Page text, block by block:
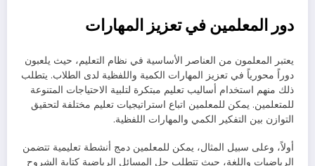
دور المعلمين في تعزيز المهارات
يعتبر المعلمون من العناصر الأساسية في نظام التعليم، حيث يلعبون
دوراً محورياً في تعزيز المهارات الكمية واللفظية لدى الطلاب. يتطلب
ذلك منهم استخدام أساليب تعليم مبتكرة لتلبية الاحتياجات المتنوعة
للمتعلمين. يمكن للمعلمين اتباع استراتيجيات تعليم مختلفة لتحقيق
التوازن بين التفكير الكمي والمهارات اللفظية.
أولاً، وعلى سبيل المثال، يمكن للمعلمين دمج أنشطة تعليمية تتضمن
الرياضيات واللغة، حيث تتطلب حل المسائل الرياضية كتابة الشروح